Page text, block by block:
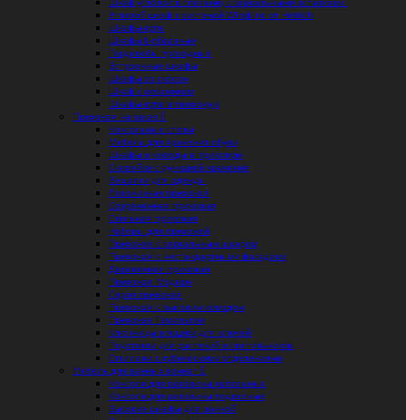
Угловой шкаф с системой WingLine от Hettich
Шкафы-купе
Шкафы L-образные
Гардеробы проходные
Встроенные шкафы
Шкафы со скосом
Шкаф с мезонином
Шкафы-купе в прихожую
Прихожая на заказ
Консольные столы
Мебель для хранения обуви
Шкафы и комоды в прихожую
Скамейки с функцией хранения
Вешалки для одежды
Лаконичная прихожая
Современная прихожая
Стильная прихожая
Наборы для прихожей
Прихожая с зеркальным шкафом
Прихожая с нестандартными фасадами
Деревянная прихожая
Прихожая Модерн
Серая прихожая
Прихожая с высоким комодом
Прихожая Гамильтон
Ключницы и ящики для ключей
Подставки для растений и светильников
Стеллажи с кубическими отделениями
Мебель для ванных комнат
Консоли для раковины напольные
Консоли для раковины подвесные
Высокие шкафы для ванной